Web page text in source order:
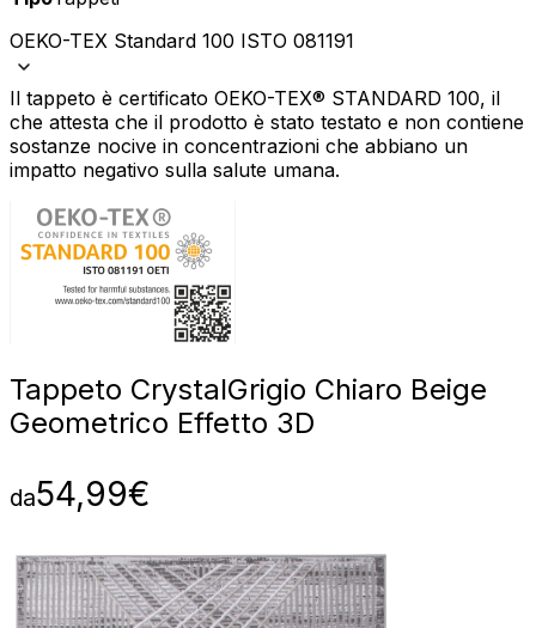
OEKO-TEX Standard 100 ISTO 081191
Il tappeto è certificato OEKO-TEX® STANDARD 100, il
che attesta che il prodotto è stato testato e non contiene
sostanze nocive in concentrazioni che abbiano un
impatto negativo sulla salute umana.
Tappeto CrystalGrigio Chiaro Beige
Geometrico Effetto 3D
da54,99€